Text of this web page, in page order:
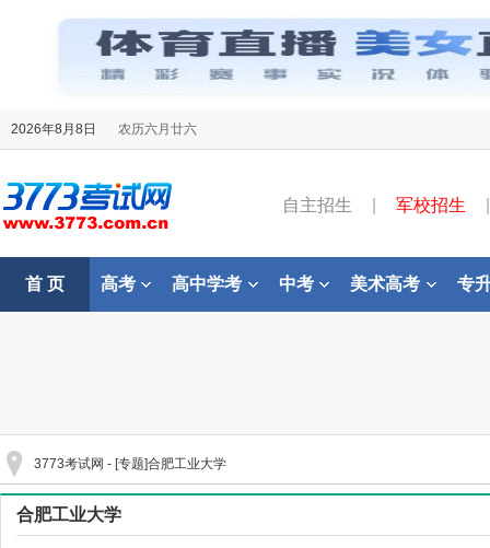
2026年8月8日 农历六月廿六
自主招生 军校招生
首 页 高考 高中学考 中考 美术高考 专
3773考试网 - [专题]合肥工业大学
合肥工业大学